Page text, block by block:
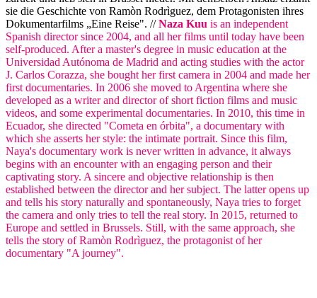
sie die Geschichte von Ramòn Rodrìguez, dem Protagonisten ihres
Dokumentarfilms „Eine Reise". //Naza Kuu is an independent
Spanish director since 2004, and all her films until today have been
self-produced. After a master's degree in music education at the
Universidad Autónoma de Madrid and acting studies with the actor
J. Carlos Corazza, she bought her first camera in 2004 and made her
first documentaries. In 2006 she moved to Argentina where she
developed as a writer and director of short fiction films and music
videos, and some experimental documentaries. In 2010, this time in
Ecuador, she directed "Cometa en órbita", a documentary with
which she asserts her style: the intimate portrait. Since this film,
Naya's documentary work is never written in advance, it always
begins with an encounter with an engaging person and their
captivating story. A sincere and objective relationship is then
established between the director and her subject. The latter opens up
and tells his story naturally and spontaneously, Naya tries to forget
the camera and only tries to tell the real story. In 2015, returned to
Europe and settled in Brussels. Still, with the same approach, she
tells the story of Ramòn Rodrìguez, the protagonist of her
documentary "A journey".